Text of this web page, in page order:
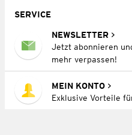
SERVICE
NEWSLETTER
Jetzt abonnieren
mehr verpassen!
MEIN KONTO
Exklusive Vorteile